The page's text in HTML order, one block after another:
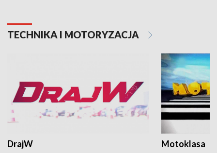
TECHNIKA I MOTORYZACJA
DrajW Motoklasa